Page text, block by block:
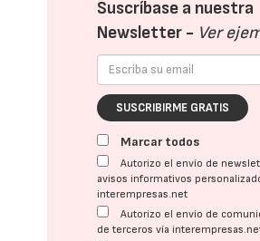
Suscríbase a nuestra
Newsletter - Ver
SUSCRIBIRME GRATIS
Marcar todos
Autorizo el envío de
avisos informativos
interempresas.net
Autorizo el envío de
de terceros vía